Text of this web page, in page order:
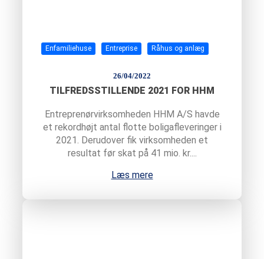
Enfamiliehuse Entreprise Råhus og anlæg
26/04/2022
TILFREDSSTILLENDE 2021 FOR HHM
Entreprenørvirksomheden HHM A/S havde
et rekordhøjt antal flotte boligafleveringer i
2021. Derudover fik virksomheden et
resultat før skat på 41 mio. kr....
Læs mere